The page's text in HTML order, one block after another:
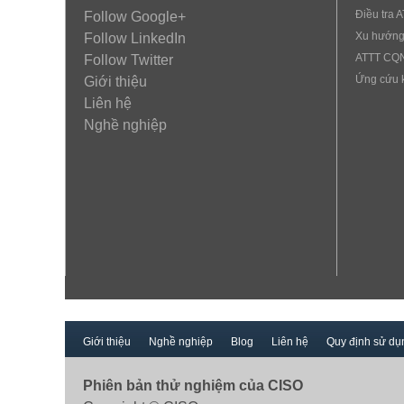
Follow Google+
Follow LinkedIn
Follow Twitter
Giới thiệu
Liên hệ
Nghề nghiệp
Điều tra
Xu
ATTT
Ứng cứu
Giới thiệu Nghề nghiệp Blog Liên hệ Quy định sử
Phiên bản thử nghiệm của CISO